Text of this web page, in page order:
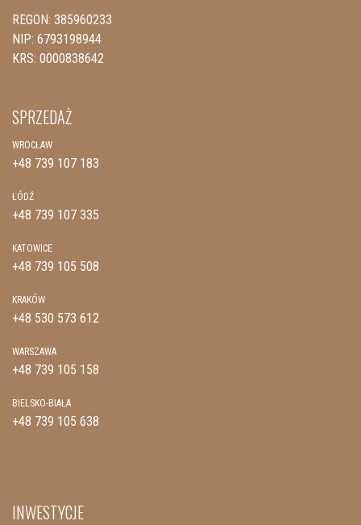
REGON: 385960233
NIP: 6793198944
KRS: 0000838642
SPRZEDAŻ
WROCŁAW
+48 739 107 183
ŁÓDŹ
+48 739 107 335
KATOWICE
+48 739 105 508
KRAKÓW
+48 530 573 612
WARSZAWA
+48 739 105 158
BIELSKO-BIAŁA
+48 739 105 638
INWESTYCJE